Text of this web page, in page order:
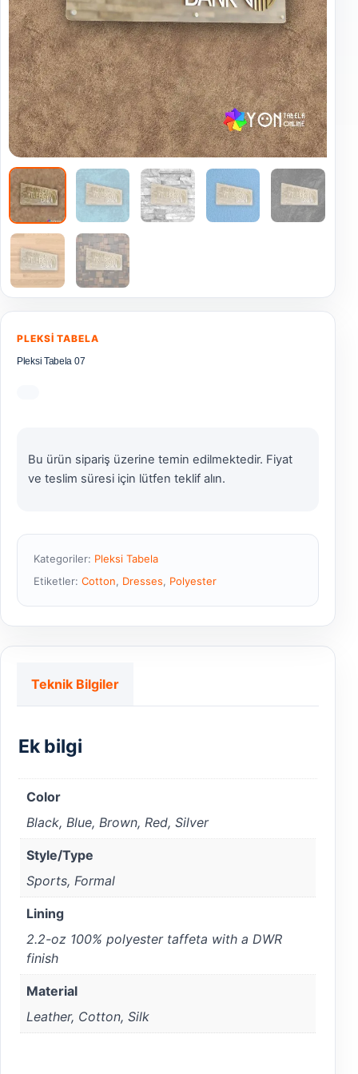
PLEKSI TABELA
Pleksi Tabela 07
Bu ürün sipariş üzerine temin edilmektedir. Fiyat
ve teslim süresi için lütfen teklif alın.
Kategoriler: Pleksi Tabela
Etiketler: Cotton, Dresses, Polyester
Teknik Bilgiler
Ek bilgi
Color
Black, Blue, Brown, Red, Silver
Style/Type
Sports, Formal
Lining
2.2-oz 100% polyester taffeta with a DWR
finish
Material
Leather, Cotton, Silk